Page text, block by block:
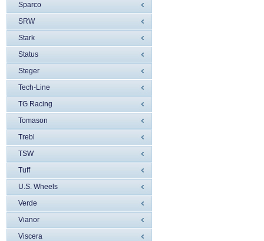
Sparco
SRW
Stark
Status
Steger
Tech-Line
TG Racing
Tomason
Trebl
TSW
Tuff
U.S. Wheels
Verde
Vianor
Viscera